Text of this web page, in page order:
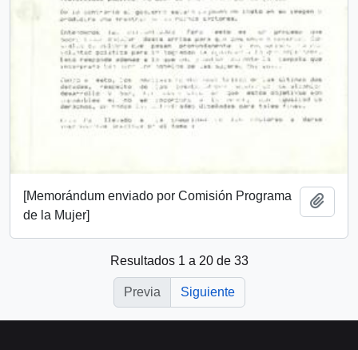
[Memorándum enviado por Comisión Programa
de la Mujer]
Resultados 1 a 20 de 33
Previa Siguiente